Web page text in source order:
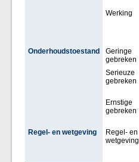
Werking
Onderhoudstoestand
Geringe
gebreken
Serieuze
gebreken
Ernstige
gebreken
Regel- en wetgeving
Regel- en
wetgeving